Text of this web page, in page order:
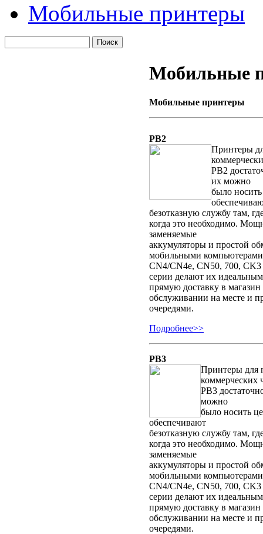
Мобильные принтеры
Мобильные
Мобильные принтеры
PB2
Принтеры
PB2
их можно
было
безотказную службу там,
когда это необходимо.
заменяемые
аккумуляторы и простой
мобильными
CN4/CN4e, CN50, 700, CK3
серии делают их
прямую доставку в
обслуживании на месте и
очередями.
Подробнее>>
PB3
Принтеры для
коммерческих
PB3
можно
было носить
обеспечивают
безотказную службу там,
когда это необходимо.
заменяемые
аккумуляторы и простой
мобильными
CN4/CN4e, CN50, 700, CK3
серии делают их
прямую доставку в
обслуживании на месте и
очередями.